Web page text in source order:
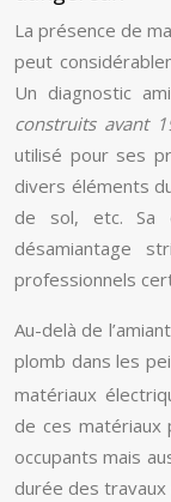
La présence de
peut
Un diagnostic
construits avant
utilisé pour ses
divers éléments
de sol, etc. Sa
désamiantage
professionnels
Au-delà de
plomb dans les
matériaux
de ces matériaux
occupants mais
durée des